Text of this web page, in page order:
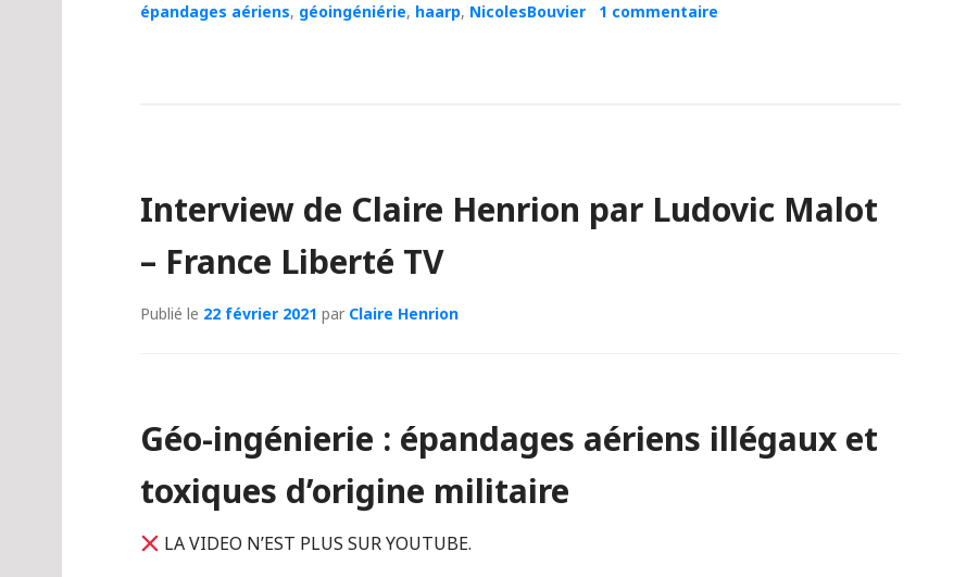
épandages aériens, géoingéniérie, haarp, NicolesBouvier 1 commentaire
Interview de Claire Henrion par Ludovic Malot
– France Liberté TV
Publié le 22 février 2021 par Claire Henrion
Géo-ingénierie : épandages aériens illégaux et
toxiques d’origine militaire
LA VIDEO N’EST PLUS SUR YOUTUBE.